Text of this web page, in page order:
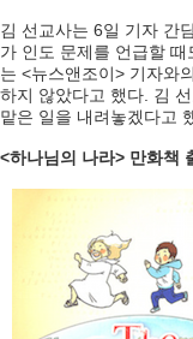
김 선교사는 6일 기자 간
가 인도 문제를 언급할
는 <뉴스앤조이> 기자와
하지 않았다고 했다. 김
맡은 일을 내려놓겠다고
<하나님의 나라> 만화책